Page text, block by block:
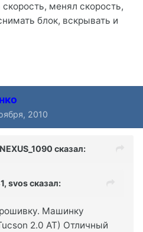
менял скорость,
блок, вскрывать и
2010
сказал:
svos сказал:
Машинку
2.0 AT) Отличный